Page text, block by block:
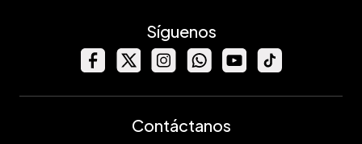
Síguenos
Contáctanos